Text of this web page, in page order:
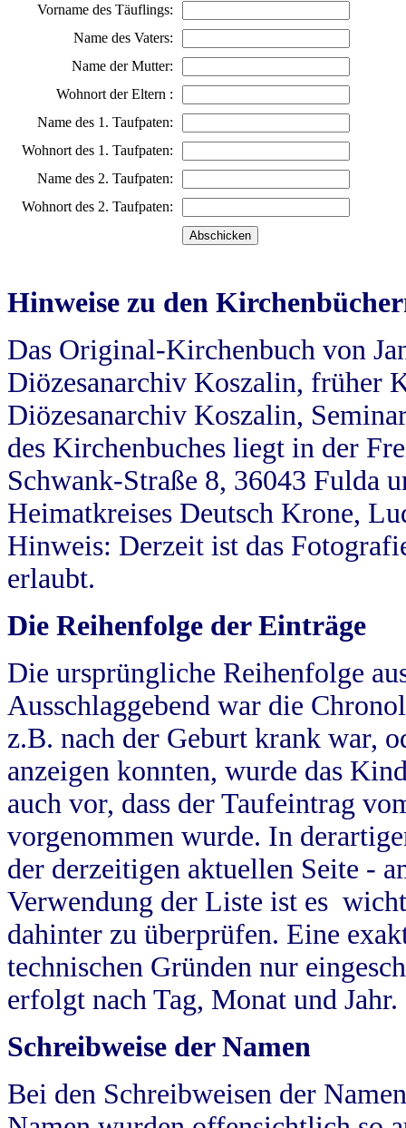
Vorname des Täuflings:
Name des Vaters:
Name der Mutter:
Wohnort der Eltern :
Name des 1. Taufpaten:
Wohnort des 1. Taufpaten:
Name des 2. Taufpaten:
Wohnort des 2. Taufpaten:
Hinweise zu den
Das Original-Kirchenbuch von
Diözesanarchiv Koszalin, früher
Diözesanarchiv Koszalin,
des Kirchenbuches liegt in der
Schwank-Straße 8, 36043 Fulda
Heimatkreises Deutsch Krone,
Hinweis: Derzeit ist das
erlaubt.
Die Reihenfolge der Einträge
Die ursprüngliche Reihenfolge
Ausschlaggebend war die
z.B. nach der Geburt krank war,
anzeigen konnten, wurde das
auch vor, dass der Taufeintrag
vorgenommen wurde. In
der derzeitigen aktuellen Seite -
Verwendung der Liste ist es
dahinter zu überprüfen. Eine
technischen Gründen nur
erfolgt nach Tag, Monat und Jahr.
Schreibweise der Namen
Bei den Schreibweisen der